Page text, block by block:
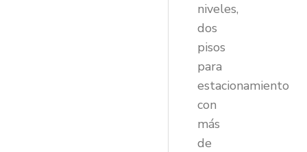
niveles,
dos
pisos
para
estacionamiento
con
más
de